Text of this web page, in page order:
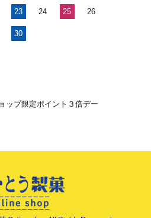
23 24 25 26
30
ップ限定ポイント３倍デー